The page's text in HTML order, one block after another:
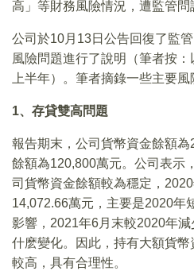
高」等財務風險情況，遭監管問
公司於10月13日公告回復了監
風險問題進行了說明（筆者按
上半年）。筆者摘錄一些主要風
1、存貸雙高問題
報告期末，公司貨幣資金餘額
餘額為120,800萬元。公司表示
司貨幣資金餘額較為穩定，
14,072.66萬元，主要是2020年
影響，2021年6月末較2020年
什麽變化。因此，持有大額貨
較高，具有合理性。